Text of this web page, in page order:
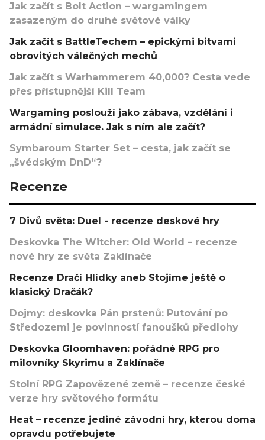
Jak začít s Bolt Action – wargamingem
zasazeným do druhé světové války
Jak začít s BattleTechem – epickými bitvami
obrovitých válečných mechů
Jak začít s Warhammerem 40,000? Cesta vede
přes přístupnější Kill Team
Wargaming poslouží jako zábava, vzdělání i
armádní simulace. Jak s ním ale začít?
Symbaroum Starter Set – cesta, jak začít se
„švédským DnD“?
Recenze
7 Divů světa: Duel - recenze deskové hry
Deskovka The Witcher: Old World – recenze
nové hry ze světa Zaklínače
Recenze Dračí Hlídky aneb Stojíme ještě o
klasický Dračák?
Dojmy: deskovka Pán prstenů: Putování po
Středozemi je povinností fanoušků předlohy
Deskovka Gloomhaven: pořádné RPG pro
milovníky Skyrimu a Zaklínače
Stolní RPG Zapovězené země – recenze české
verze hry světového formátu
Heat – recenze jediné závodní hry, kterou doma
opravdu potřebujete